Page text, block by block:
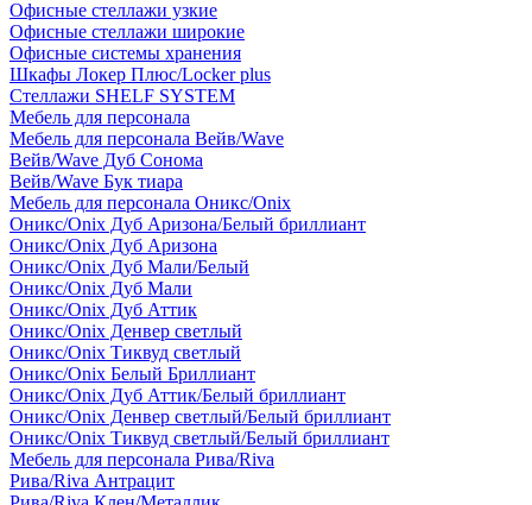
Офисные стеллажи узкие
Офисные стеллажи широкие
Офисные системы хранения
Шкафы Локер Плюс/Locker plus
Стеллажи SHELF SYSTEM
Мебель для персонала
Мебель для персонала Вейв/Wave
Вейв/Wave Дуб Сонома
Вейв/Wave Бук тиара
Мебель для персонала Оникс/Onix
Оникс/Onix Дуб Аризона/Белый бриллиант
Оникс/Onix Дуб Аризона
Оникс/Onix Дуб Мали/Белый
Оникс/Onix Дуб Мали
Оникс/Onix Дуб Аттик
Оникс/Onix Денвер светлый
Оникс/Onix Тиквуд светлый
Оникс/Onix Белый Бриллиант
Оникс/Onix Дуб Аттик/Белый бриллиант
Оникс/Onix Денвер светлый/Белый бриллиант
Оникс/Onix Тиквуд светлый/Белый бриллиант
Мебель для персонала Рива/Riva
Рива/Riva Антрацит